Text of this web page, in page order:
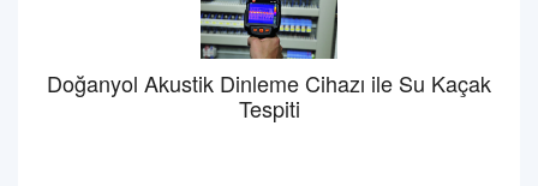
Doğanyol Akustik Dinleme Cihazı ile Su Kaçak
Tespiti